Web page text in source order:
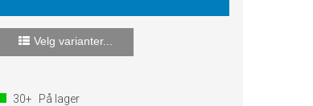
Velg varianter...
30+ På lager